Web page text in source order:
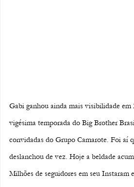
Gabi ganhou ainda mais visibilidade
vigésima temporada do Big Brother
convidadas do Grupo Camarote. Foi aí
deslanchou de vez. Hoje a beldade
Milhões de seguidores em seu Instaram